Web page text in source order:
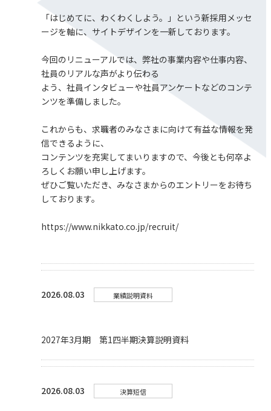
「はじめてに、わくわくしよう。」という新採用メッセ
ージを軸に、サイトデザインを一新しております。
今回のリニューアルでは、弊社の事業内容や仕事内容、
社員のリアルな声がより伝わる
よう、社員インタビューや社員アンケートなどのコンテ
ンツを準備しました。
これからも、求職者のみなさまに向けて有益な情報を発
信できるように、
コンテンツを充実してまいりますので、今後とも何卒よ
ろしくお願い申し上げます。
ぜひご覧いただき、みなさまからのエントリーをお待ち
しております。
https://www.nikkato.co.jp/recruit/
2026.08.03 業績説明資料
2027年3月期 第1四半期決算説明資料
2026.08.03 決算短信